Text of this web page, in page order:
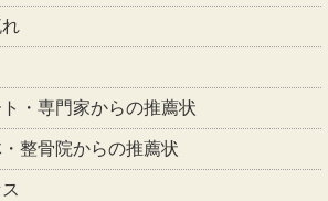
・専門家からの推薦状
整骨院からの推薦状